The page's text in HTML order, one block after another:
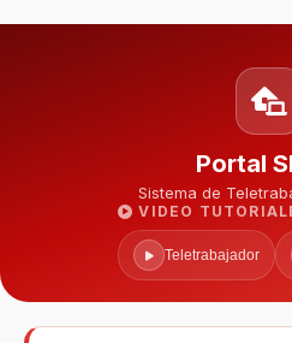
Portal
Sistema de
VIDEO
Teletrabajador